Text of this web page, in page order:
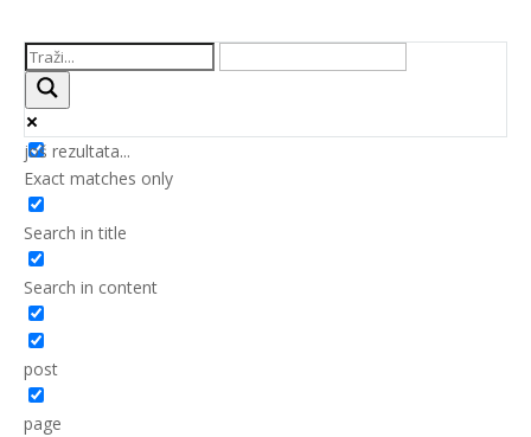
još rezultata...
Exact matches only
Search in title
Search in content
post
page